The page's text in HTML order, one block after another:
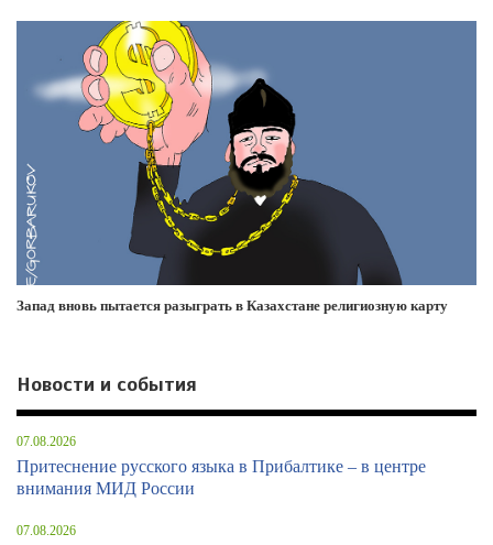
Запад вновь пытается разыграть в Казахстане религиозную карту
Новости и события
07.08.2026
Притеснение русского языка в Прибалтике – в центре
внимания МИД России
07.08.2026